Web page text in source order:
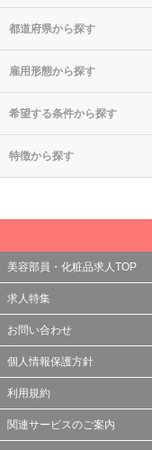
都道府県から探す
雇用形態から探す
希望する条件から探す
特徴から探す
美容部員・化粧品求人TOP
求人特集
お問い合わせ
個人情報保護方針
利用規約
関連サービスのご案内